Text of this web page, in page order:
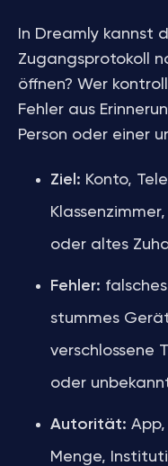
In Dreamly kannst
Zugangsprotokoll
öffnen? Wer
Fehler aus
Person oder einer
Ziel: Konto,
oder altes
Fehler:
stummes
verschlossene
oder
Autorität:
Menge,